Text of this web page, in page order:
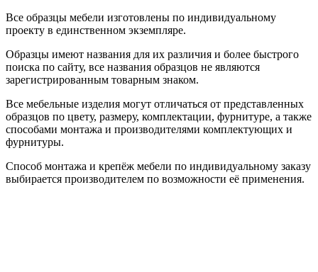
Все образцы мебели изготовлены по индивидуальному
проекту в единственном экземпляре.
Образцы имеют названия для их различия и более быстрого
поиска по сайту, все названия образцов не являются
зарегистрированным товарным знаком.
Все мебельные изделия могут отличаться от представленных
образцов по цвету, размеру, комплектации, фурнитуре, а также
способами монтажа и производителями комплектующих и
фурнитуры.
Способ монтажа и крепёж мебели по индивидуальному заказу
выбирается производителем по возможности её применения.